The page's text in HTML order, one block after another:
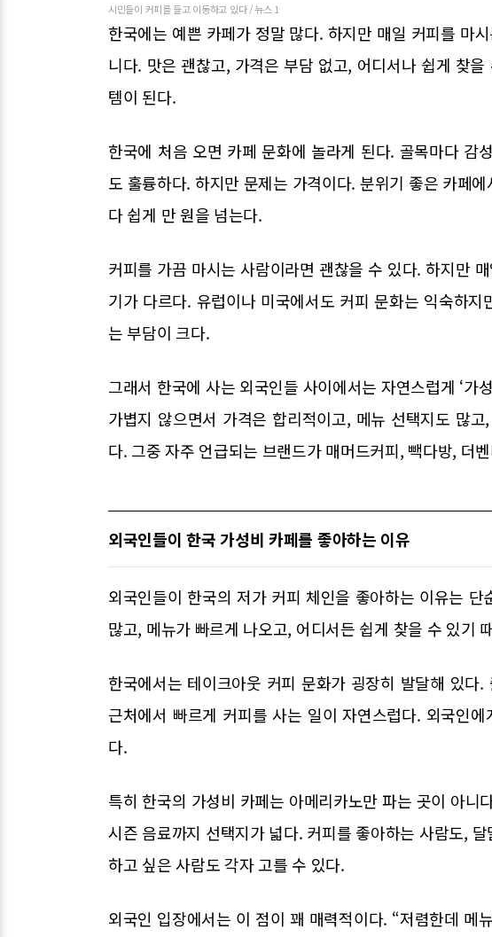
시민들이 커피를 들고 이동하고 있다 / 뉴스 1
한국에는 예쁜 카페가 정말 많다. 하지만 매일 커피를 마
니다. 맛은 괜찮고, 가격은 부담 없고, 어디서나 쉽게 찾을
템이 된다.
한국에 처음 오면 카페 문화에 놀라게 된다. 골목마다 감
도 훌륭하다. 하지만 문제는 가격이다. 분위기 좋은 카페
다 쉽게 만 원을 넘는다.
커피를 가끔 마시는 사람이라면 괜찮을 수 있다. 하지만
기가 다르다. 유럽이나 미국에서도 커피 문화는 익숙하
는 부담이 크다.
그래서 한국에 사는 외국인들 사이에서는 자연스럽게 ‘가
가볍지 않으면서 가격은 합리적이고, 메뉴 선택지도 많
다. 그중 자주 언급되는 브랜드가 매머드커피, 빽다방, 더
외국인들이 한국 가성비 카페를 좋아하는 이유
외국인들이 한국의 저가 커피 체인을 좋아하는 이유는
많고, 메뉴가 빠르게 나오고, 어디서든 쉽게 찾을 수 있기
한국에서는 테이크아웃 커피 문화가 굉장히 발달해 있다
근처에서 빠르게 커피를 사는 일이 자연스럽다. 외국인
다.
특히 한국의 가성비 카페는 아메리카노만 파는 곳이 아니
시즌 음료까지 선택지가 넓다. 커피를 좋아하는 사람도,
하고 싶은 사람도 각자 고를 수 있다.
외국인 입장에서는 이 점이 꽤 매력적이다. “저렴한데 메